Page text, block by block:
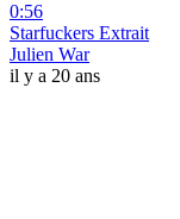
0:56
Starfuckers Extrait
Julien War
il y a 20 ans